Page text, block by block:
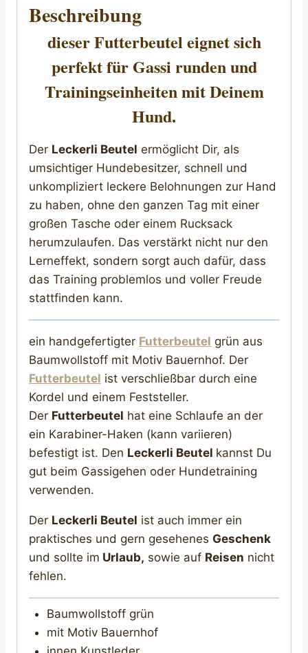
Beschreibung
dieser Futterbeutel eignet sich
perfekt für Gassi runden und
Trainingseinheiten mit Deinem
Hund.
Der Leckerli Beutel ermöglicht Dir, als
umsichtiger Hundebesitzer, schnell und
unkompliziert leckere Belohnungen zur Hand
zu haben, ohne den ganzen Tag mit einer
großen Tasche oder einem Rucksack
herumzulaufen. Das verstärkt nicht nur den
Lerneffekt, sondern sorgt auch dafür, dass
das Training problemlos und voller Freude
stattfinden kann.
ein handgefertigter Futterbeutel grün aus
Baumwollstoff mit Motiv Bauernhof. Der
Futterbeutel ist verschließbar durch eine
Kordel und einem Feststeller.
Der Futterbeutel hat eine Schlaufe an der
ein Karabiner-Haken (kann variieren)
befestigt ist. Den Leckerli Beutel kannst Du
gut beim Gassigehen oder Hundetraining
verwenden.
Der Leckerli Beutel ist auch immer ein
praktisches und gern gesehenes Geschenk
und sollte im Urlaub, sowie auf Reisen nicht
fehlen.
Baumwollstoff grün
mit Motiv Bauernhof